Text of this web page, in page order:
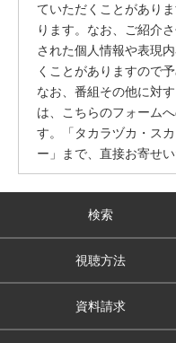
ていただくことがあり
ります。なお、ご紹介
された個人情報や表現
くことがありますので
なお、番組その他に対
は、こちらのフォーム
す。「タカラヅカ・ス
ー」まで、直接お寄せ
検索
視聴方法
資料請求